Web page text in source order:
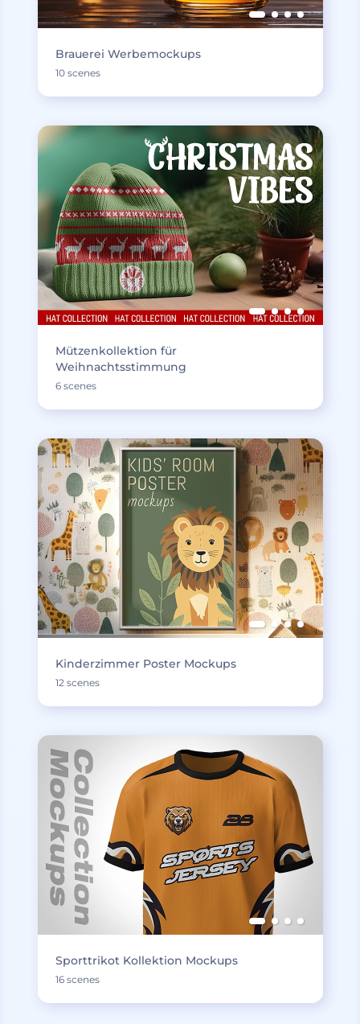
Brauerei Werbemockups
10 scenes
Mützenkollektion für
Weihnachtsstimmung
6 scenes
Kinderzimmer Poster Mockups
12 scenes
Sporttrikot Kollektion Mockups
16 scenes